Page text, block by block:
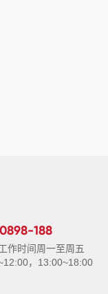
188
作时间周一至周五
，13:00~18:00